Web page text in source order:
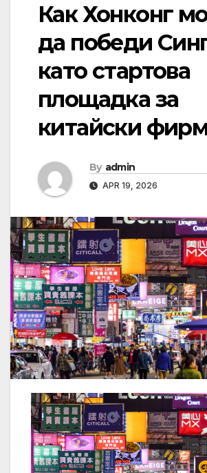
Как Хонконг
да победи
като стартова
площадка за
китайски
By admin
APR 19, 2026